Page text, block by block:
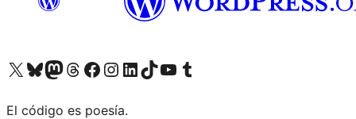
Visita nuestra cuenta de X (anteriormente Twitter)
Visita nuestra cuenta de Bluesky
Visita nuestra cuenta de Mastodon
Visita nuestra cuenta de Threads
Visita nuestra página de Facebook
Visita nuestra cuenta de Instagram
Visita nuestra cuenta de LinkedIn
Visita nuestra cuenta de TikTok
Visita nuestro canal de YouTube
Visita nuestra cuenta de Tumblr
El código es poesía.